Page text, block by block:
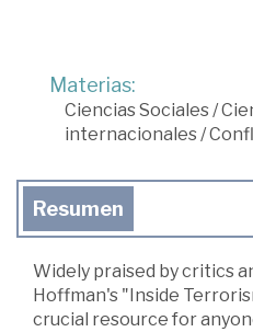
Materias:
Ciencias Sociales/
internacionales/
Resumen
Widely praised by critics
Hoffman's "Inside
crucial resource for